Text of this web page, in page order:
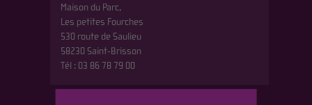
Maison du Parc,
Les petites Fourches
530 route de Saulieu
58230 Saint-Brisson
Tél : 03 86 78 79 00